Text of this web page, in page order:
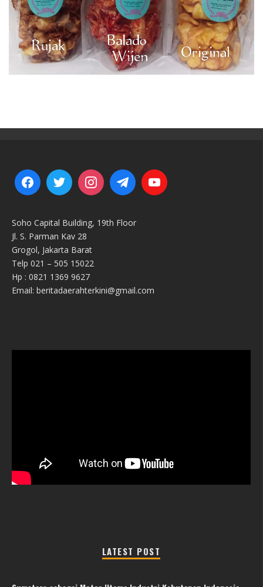
Soho Capital Building, 19th Floor
Jl. S. Parman Kav 28
Grogol, Jakarta Barat
Telp 021 – 505 15022
Hp : 0821 1369 9627
Email: beritadaerahterkini@gmail.com
LATEST POST